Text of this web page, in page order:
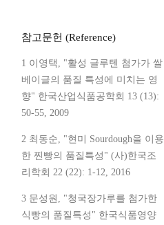
참고문헌 (Reference)
1 이영택, "활성 글루텐 첨가가 쌀
베이글의 품질 특성에 미치는 영
향" 한국산업식품공학회 13 (13):
50-55, 2009
2 최동순, "현미 Sourdough을 이용
한 찐빵의 품질특성" (사)한국조
리학회 22 (22): 1-12, 2016
3 문성원, "청국장가루를 첨가한
식빵의 품질특성" 한국식품영양